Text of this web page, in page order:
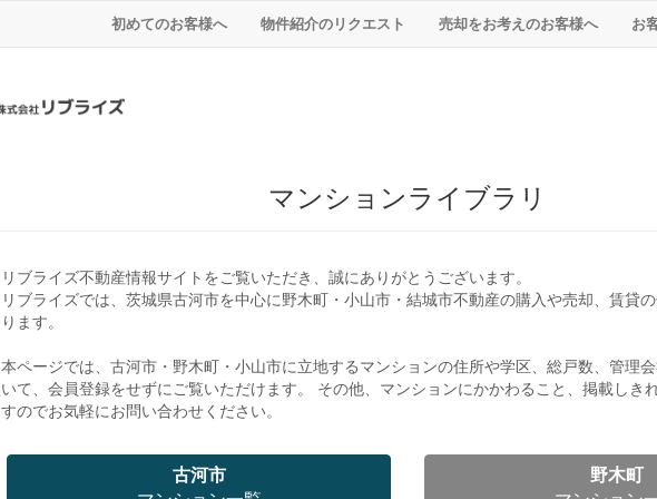
初めてのお客様へ 物件紹介のリクエスト 売却をお考えのお客様へ お
マンションライブラリ
リブライズ不動産情報サイトをご覧いただき、誠にありがとうございます。
リブライズでは、茨城県古河市を中心に野木町・小山市・結城市不動産の購入や売却、賃貸
ります。
本ページでは、古河市・野木町・小山市に立地するマンションの住所や学区、総戸数、管理
いて、会員登録をせずにご覧いただけます。 その他、マンションにかかわること、掲載しき
すのでお気軽にお問い合わせください。
古河市
野木町